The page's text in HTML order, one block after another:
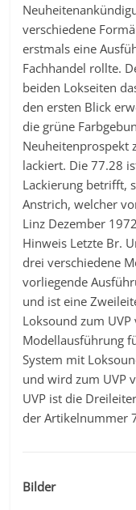
verschiedene
erstmals eine
Fachhandel rollte.
beiden Lokseiten
den ersten Blick
die grüne
Neuheitenprospekt
lackiert. Die 77.28
Lackierung betrifft,
Anstrich, welcher
Linz Dezember
Hinweis Letzte Br.
drei verschiedene
vorliegende
und ist eine
Loksound zum
Modellausführung
System mit
und wird zum UVP
UVP ist die
der Artikelnummer
Bilder